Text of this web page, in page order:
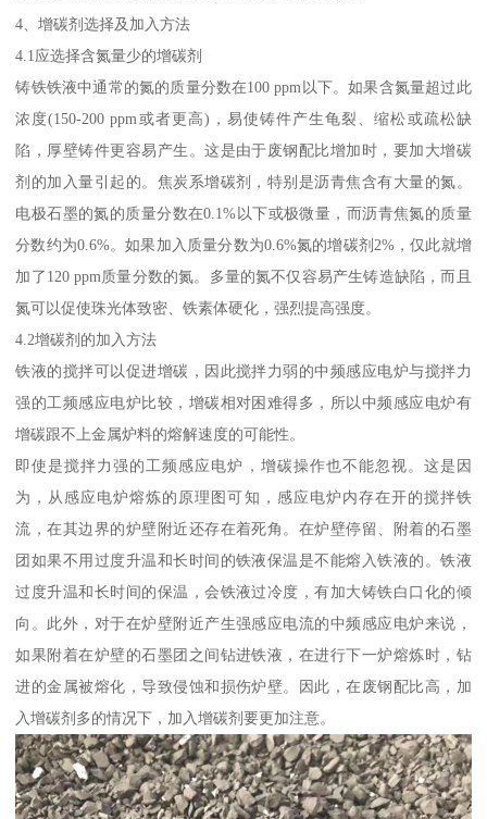
4、增碳剂选择及加入方法
4.1应选择含氮量少的增碳剂
铸铁铁液中通常的氮的质量分数在100 ppm以下。如果含氮量超过此
浓度(150-200 ppm或者更高)，易使铸件产生龟裂、缩松或疏松缺
陷，厚壁铸件更容易产生。这是由于废钢配比增加时，要加大增碳
剂的加入量引起的。焦炭系增碳剂，特别是沥青焦含有大量的氮。
电极石墨的氮的质量分数在0.1%以下或极微量，而沥青焦氮的质量
分数约为0.6%。如果加入质量分数为0.6%氮的增碳剂2%，仅此就增
加了120 ppm质量分数的氮。多量的氮不仅容易产生铸造缺陷，而且
氮可以促使珠光体致密、铁素体硬化，强烈提高强度。
4.2增碳剂的加入方法
铁液的搅拌可以促进增碳，因此搅拌力弱的中频感应电炉与搅拌力
强的工频感应电炉比较，增碳相对困难得多，所以中频感应电炉有
增碳跟不上金属炉料的熔解速度的可能性。
即使是搅拌力强的工频感应电炉，增碳操作也不能忽视。这是因
为，从感应电炉熔炼的原理图可知，感应电炉内存在开的搅拌铁
流，在其边界的炉壁附近还存在着死角。在炉壁停留、附着的石墨
团如果不用过度升温和长时间的铁液保温是不能熔入铁液的。铁液
过度升温和长时间的保温，会铁液过冷度，有加大铸铁白口化的倾
向。此外，对于在炉壁附近产生强感应电流的中频感应电炉来说，
如果附着在炉壁的石墨团之间钻进铁液，在进行下一炉熔炼时，钻
进的金属被熔化，导致侵蚀和损伤炉壁。因此，在废钢配比高，加
入增碳剂多的情况下，加入增碳剂要更加注意。